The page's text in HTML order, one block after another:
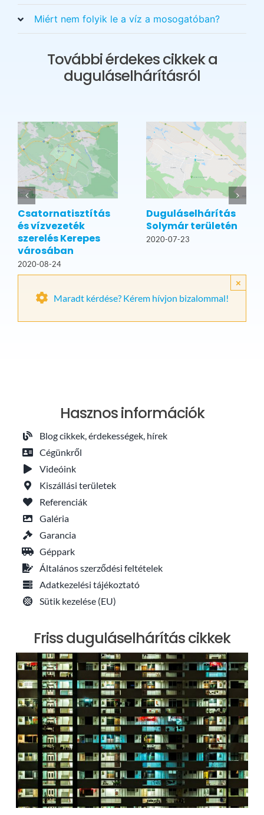
Miért nem folyik le a víz a mosogatóban?
További érdekes cikkek a
duguláselhárításról
Csatornatisztítás
és vízvezeték
szerelés Kerepes
városában
2020-08-24
Duguláselhárítás
Solymár területén
2020-07-23
Maradt kérdése? Kérem hívjon bizalommal!
×
Hasznos információk
Blog cikkek, érdekességek, hírek
Cégünkről
Videóink
Kiszállási területek
Referenciák
Galéria
Garancia
Géppark
Általános szerződési feltételek
Adatkezelési tájékoztató
Sütik kezelése (EU)
Friss duguláselhárítás cikkek